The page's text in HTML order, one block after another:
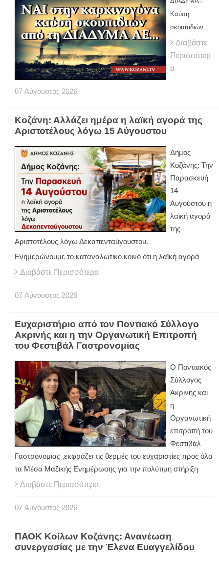
Καύση
σκουπιδιών.
Διαβάστε
Περισσότερ
α
07 Αύγουστος 2026
Κοζάνη: Αλλάζει ημέρα η λαϊκή αγορά της
Αριστοτέλους λόγω 15 Αύγουστου
Δήμος
Κοζάνης: Την
Παρασκευή
14
Αυγούστου η
λαϊκή αγορά
της
Αριστοτέλους λόγω Δεκαπενταύγουστου.
Ενημερώνουμε το καταναλωτικό κοινό ότι η λαϊκή αγορά
Διαβάστε Περισσότερα
07 Αύγουστος 2026
Ευχαριστήριο από τον Ποντιακό Σύλλογο
Ακρινής και η την Οργανωτική Επιτροπή
του Φεστιβάλ Γαστρονομίας
Ο Ποντιακός
Σύλλογος
Ακρινής και
η
Οργανωτική
επιτροπή του
Φεστιβάλ
Γαστρονομίας ,εκφράζει τις θερμές του ευχαριστίες προς όλα
τα Μέσα Μαζικής Ενημέρωσης για την πολύτιμη στήριξη
Διαβάστε Περισσότερα
07 Αύγουστος 2026
ΠΑΟΚ Κοίλων Κοζάνης: Ανανέωση
συνεργασίας με την Έλενα Ευαγγελίδου